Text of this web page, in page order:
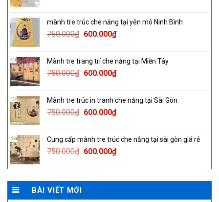
750.000₫.600.000₫.
mành tre trúc che nắng tại yên mô Ninh Bình
750.000₫ Original
750.000₫.
600.000₫Current
600.000₫.
Mành tre trang trí che nắng tại Miền Tây
750.000₫ Original
750.000₫.
600.000₫Current
600.000₫.
Mành tre trúc in tranh che nắng tại Sài Gòn
750.000₫ Original
750.000₫.
600.000₫Current
600.000₫.
Cung cấp mành tre trúc che nắng tại sài gòn giá rẻ
750.000₫ Original
was:
750.000₫.
600.000₫Current
is:
600.000₫.
BÀI VIẾT MỚI